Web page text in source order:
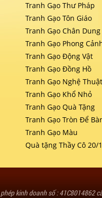
Tranh Gạo Thư Pháp
Tranh Gạo Tôn Giáo
Tranh Gạo Chân Dung
Tranh Gạo Phong
Tranh Gạo Động Vật
Tranh Gạo Đồng Hồ
Tranh Gạo Nghệ
Tranh Gạo Khổ Nhỏ
Tranh Gạo Quà Tặng
Tranh Gạo Tròn Để
Tranh Gạo Màu
Quà tặng Thầy Cô 20/
kinh doanh số : 41C8014862